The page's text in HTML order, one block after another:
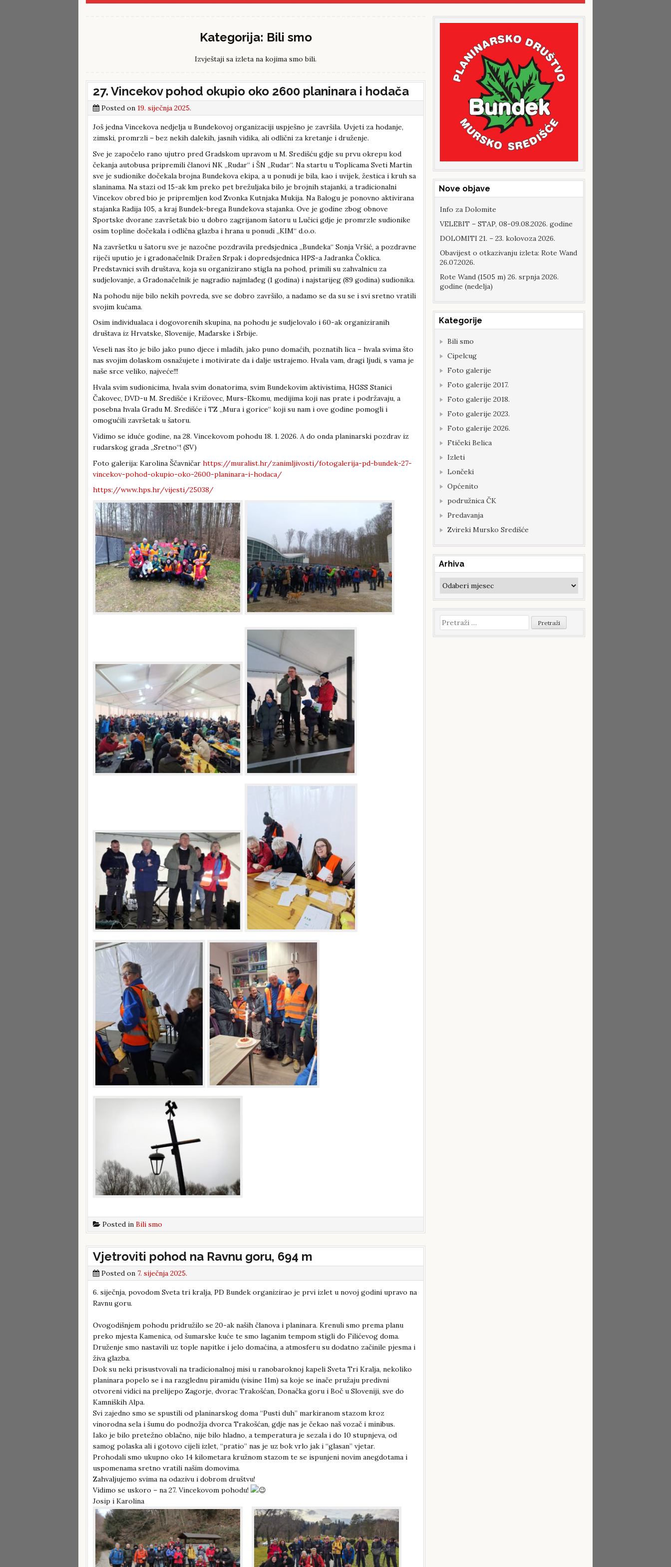
Kategorija: Bili smo
Izvještaji sa izleta na kojima smo bili.
27. Vincekov pohod okupio oko 2600 planinara i hodača
Posted on 19. siječnja 2025.
Još jedna Vincekova nedjelja u Bundekovoj organizaciji uspješno je završila. Uvjeti za hodanje,
zimski, promrzli – bez nekih dalekih, jasnih vidika, ali odlični za kretanje i druženje.
Sve je započelo rano ujutro pred Gradskom upravom u M. Središću gdje su prvu okrepu kod
čekanja autobusa pripremili članovi NK „Rudar“ i ŠN „Rudar“. Na startu u Toplicama Sveti Martin
sve je sudionike dočekala brojna Bundekova ekipa, a u ponudi je bila, kao i uvijek, žestica i kruh sa
slaninama. Na stazi od 15-ak km preko pet brežuljaka bilo je brojnih stajanki, a tradicionalni
Vincekov obred bio je pripremljen kod Zvonka Kutnjaka Mukija. Na Balogu je ponovno aktivirana
stajanka Radija 105, a kraj Bundek-brega Bundekova stajanka. Ove je godine zbog obnove
Sportske dvorane završetak bio u dobro zagrijanom šatoru u Lučici gdje je promrzle sudionike
osim topline dočekala i odlična glazba i hrana u ponudi „KIM“ d.o.o.
Na završetku u šatoru sve je nazočne pozdravila predsjednica „Bundeka“ Sonja Vršić, a pozdravne
riječi uputio je i gradonačelnik Dražen Srpak i dopredsjednica HPS-a Jadranka Čoklica.
Predstavnici svih društava, koja su organizirano stigla na pohod, primili su zahvalnicu za
sudjelovanje, a Gradonačelnik je nagradio najmlađeg (1 godina) i najstarijeg (89 godina) sudionika.
Na pohodu nije bilo nekih povreda, sve se dobro završilo, a nadamo se da su se i svi sretno vratili
svojim kućama.
Osim individualaca i dogovorenih skupina, na pohodu je sudjelovalo i 60-ak organiziranih
društava iz Hrvatske, Slovenije, Mađarske i Srbije.
Veseli nas što je bilo jako puno djece i mladih, jako puno domaćih, poznatih lica – hvala svima što
nas svojim dolaskom osnažujete i motivirate da i dalje ustrajemo. Hvala vam, dragi ljudi, s vama je
naše srce veliko, najveće!!!
Hvala svim sudionicima, hvala svim donatorima, svim Bundekovim aktivistima, HGSS Stanici
Čakovec, DVD-u M. Središće i Križovec, Murs-Ekomu, medijima koji nas prate i podržavaju, a
posebna hvala Gradu M. Središće i TZ „Mura i gorice“ koji su nam i ove godine pomogli i
omogućili završetak u šatoru.
Vidimo se iduće godine, na 28. Vincekovom pohodu 18. 1. 2026. A do onda planinarski pozdrav iz
rudarskog grada „Sretno“! (SV)
Foto galerija: Karolina Ščavničar https://muralist.hr/zanimljivosti/fotogalerija-pd-bundek-27-
vincekov-pohod-okupio-oko-2600-planinara-i-hodaca/
https://www.hps.hr/vijesti/25038/
Posted in Bili smo
Vjetroviti pohod na Ravnu goru, 694 m
Posted on 7. siječnja 2025.
6. siječnja, povodom Sveta tri kralja, PD Bundek organizirao je prvi izlet u novoj godini upravo na
Ravnu goru.
Ovogodišnjem pohodu pridružilo se 20-ak naših članova i planinara. Krenuli smo prema planu
preko mjesta Kamenica, od šumarske kuće te smo laganim tempom stigli do Filićevog doma.
Druženje smo nastavili uz tople napitke i jelo domaćina, a atmosferu su dodatno začinile pjesma i
živa glazba.
Dok su neki prisustvovali na tradicionalnoj misi u ranobaroknoj kapeli Sveta Tri Kralja, nekoliko
planinara popelo se i na razglednu piramidu (visine 11m) sa koje se inače pružaju predivni
otvoreni vidici na prelijepo Zagorje, dvorac Trakošćan, Donačka goru i Boč u Sloveniji, sve do
Kamniških Alpa.
Svi zajedno smo se spustili od planinarskog doma “Pusti duh” markiranom stazom kroz
vinorodna sela i šumu do podnožja dvorca Trakošćan, gdje nas je čekao naš vozač i minibus.
Iako je bilo pretežno oblačno, nije bilo hladno, a temperatura je sezala i do 10 stupnjeva, od
samog polaska ali i gotovo cijeli izlet, “pratio” nas je uz bok vrlo jak i “glasan” vjetar.
Prohodali smo ukupno oko 14 kilometara kružnom stazom te se ispunjeni novim anegdotama i
uspomenama sretno vratili našim domovima.
Zahvaljujemo svima na odazivu i dobrom društvu!
Vidimo se uskoro – na 27. Vincekovom pohodu!
Josip i Karolina
Nove objave
Info za Dolomite
VELEBIT – STAP, 08-09.08.2026. godine
DOLOMITI 21. – 23. kolovoza 2026.
Obavijest o otkazivanju izleta: Rote Wand
26.07.2026.
Rote Wand (1505 m) 26. srpnja 2026.
godine (nedelja)
Kategorije
Bili smo
Cipelcug
Foto galerije
Foto galerije 2017.
Foto galerije 2018.
Foto galerije 2023.
Foto galerije 2026.
Ftičeki Belica
Izleti
Lončeki
Općenito
podružnica ČK
Predavanja
Zvireki Mursko Središće
Arhiva
Arhiva
Pretraži: